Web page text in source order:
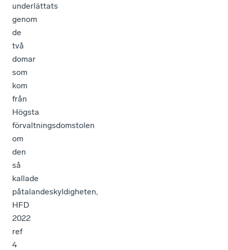
underlättats
genom
de
två
domar
som
kom
från
Högsta
förvaltningsdomstolen
om
den
så
kallade
påtalandeskyldigheten,
HFD
2022
ref
4